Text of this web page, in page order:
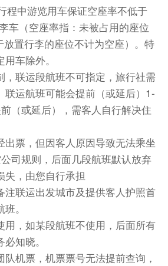
汤（参考菜单：例汤、姜葱炒鱼
宫保鸡、海鲜扒时菜、红烧猪脚、
葱花滑蛋、蒜蓉时蔬、白饭、水
电车享受墨市的咖啡文化徒步和城
约30分钟）墨尔本有轨电车‌是澳
州首府墨尔本的主要公共交通工具
历史和发达的网络系统。
餐：自理
晚餐：自理
假日酒店墨尔本小柯林斯 或 墨尔
或 墨尔本盛橡圣基尔达路酒店
程中游览用车保证空座率不低于
车（空座率指：未被占用的座位
置行李的座位不计为空座）。特
车除外。
，联运段航班不可指定，旅行社需
联运航班可能会提前（或延后）1-
（或延后），需客人自行解决住
出票，但因客人原因导致无法乘坐
司规则，后面几段航班默认放弃
失，由您自行承担
注联运出发城市及提供客人护照首
。
用，如某段航班不使用，后面所有
知晓。
机票，机票票号无法提前查询，